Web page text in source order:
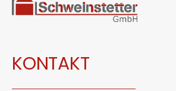
KONTAKT